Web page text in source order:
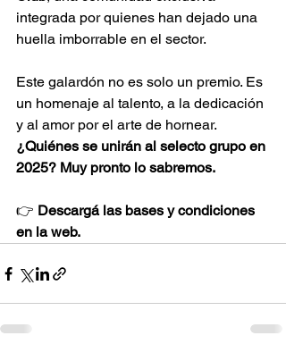
integrada por quienes han dejado una
huella imborrable en el sector.
Este galardón no es solo un premio. Es
un homenaje al talento, a la dedicación
y al amor por el arte de hornear.
¿Quiénes se unirán al selecto grupo en
2025? Muy pronto lo sabremos.
👉 Descargá las bases y condiciones
en la web.